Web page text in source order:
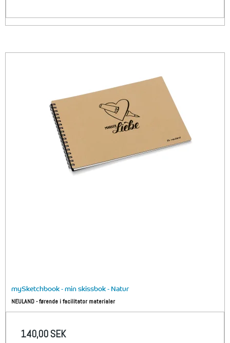
mySketchbook - min skissbok - Natur
NEULAND - førende i facilitator materialer
140,00 SEK